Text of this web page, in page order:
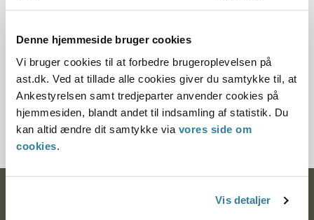
Denne hjemmeside bruger cookies
Vi bruger cookies til at forbedre brugeroplevelsen på
ast.dk. Ved at tillade alle cookies giver du samtykke til, at
Ankestyrelsen samt tredjeparter anvender cookies på
hjemmesiden, blandt andet til indsamling af statistik. Du
kan altid ændre dit samtykke via vores side om
cookies.
Vis detaljer
Journalnummer
2036-90